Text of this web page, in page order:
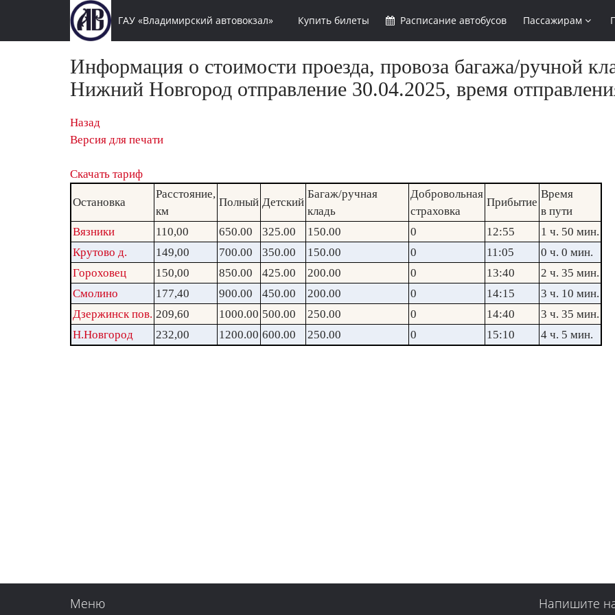
ГАУ «Владимирский автовокзал» Купить билеты Расписание автобусов Пассажирам
Информация о стоимости проезда, провоза багажа/ручной
Нижний Новгород отправление 30.04.2025, время
Назад
Версия для печати
Скачать тариф
Остановка
Расстояние,
км
Полный Детский
Багаж/ручная
кладь
Добровольная
страховка
Прибытие
Время
в пути
Вязники
110,00 650.00 325.00 150.00 0 12:55
1 ч. 50 мин.
Крутово д.
149,00 700.00 350.00 150.00 0 11:05
0 ч. 0 мин.
Гороховец
150,00 850.00 425.00 200.00 0 13:40
2 ч. 35 мин.
Смолино
177,40 900.00 450.00 200.00 0 14:15
3 ч. 10 мин.
Дзержинск пов. 209,60 1000.00 500.00 250.00 0 14:40
3 ч. 35 мин.
Н.Новгород
232,00 1200.00 600.00 250.00 0 15:10 4 ч. 5 мин.
Меню Напишите